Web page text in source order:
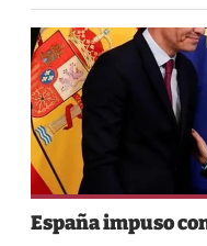
España impuso